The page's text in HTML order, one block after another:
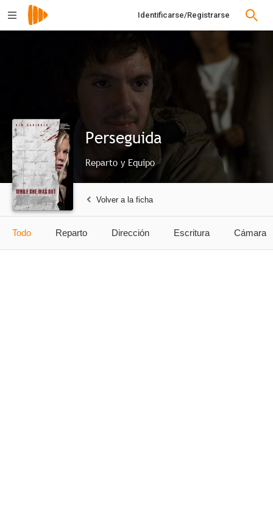
Identificarse/Registrarse
Perseguida
Reparto y Equipo
Volver a la ficha
Todo Reparto Dirección Escritura Cámara